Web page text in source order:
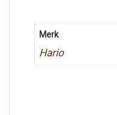
Merk
Hario